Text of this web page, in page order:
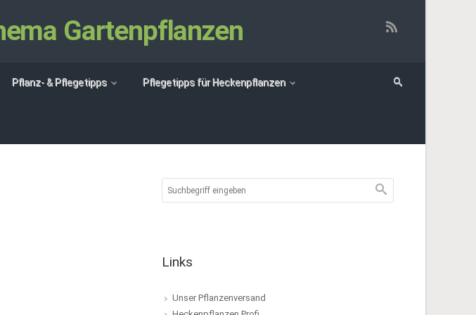
Gartenpflanzen
Pflanz- & Pflegetipps Pflegetipps für Heckenpflanzen
Links
Unser Pflanzenversand